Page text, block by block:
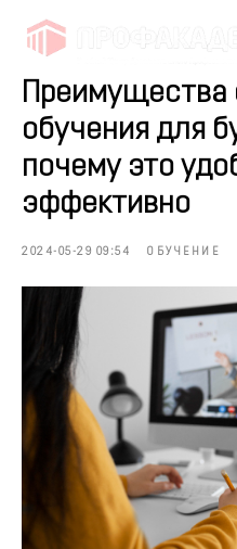
Преимущества
обучения для
почему это
эффективно
2024-05-29 09:54 ОБУЧЕНИЕ